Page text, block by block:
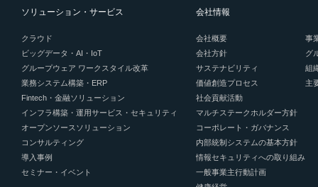
ソリューション・サービス
クラウド
ビッグデータ・AI・IoT
グループウェア ワークスタイル改革
業務システム構築・ERP
Fintech・金融ソリューション
インフラ構築・運用サービス・セキュリティ
オープンソースソリューション
コンサルティング
導入事例
セミナー・イベント
会社情報
会社概要
会社方針
サステナビリティ
価値創造プロセス
社会貢献活動
マルチステークホルダー方針
コーポレート・ガバナンス
内部統制システムの基本方針
情報セキュリティへの取り組み
一般事業主行動計画
事
グ
組
主